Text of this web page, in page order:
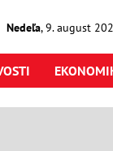
Nedeľa,9. august